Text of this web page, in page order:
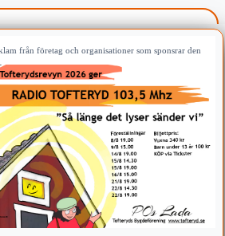
från företag och organisationer som sponsrar den